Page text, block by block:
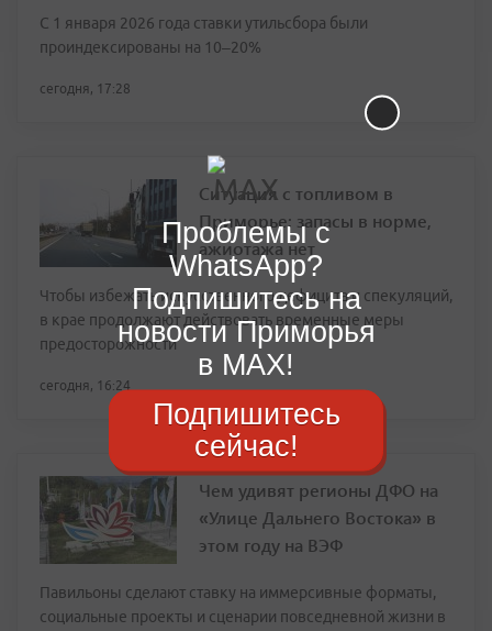
С 1 января 2026 года ставки утильсбора были
проиндексированы на 10–20%
сегодня, 17:28
Ситуация с топливом в
Приморье: запасы в норме,
ажиотажа нет
Чтобы избежать искусственного дефицита и спекуляций,
в крае продолжают действовать временные меры
предосторожности
сегодня, 16:24
Чем удивят регионы ДФО на
«Улице Дальнего Востока» в
этом году на ВЭФ
Павильоны сделают ставку на иммерсивные форматы,
социальные проекты и сценарии повседневной жизни в
Проблемы с
WhatsApp?
Подпишитесь на
новости Приморья
в MAX!
Подпишитесь
сейчас!